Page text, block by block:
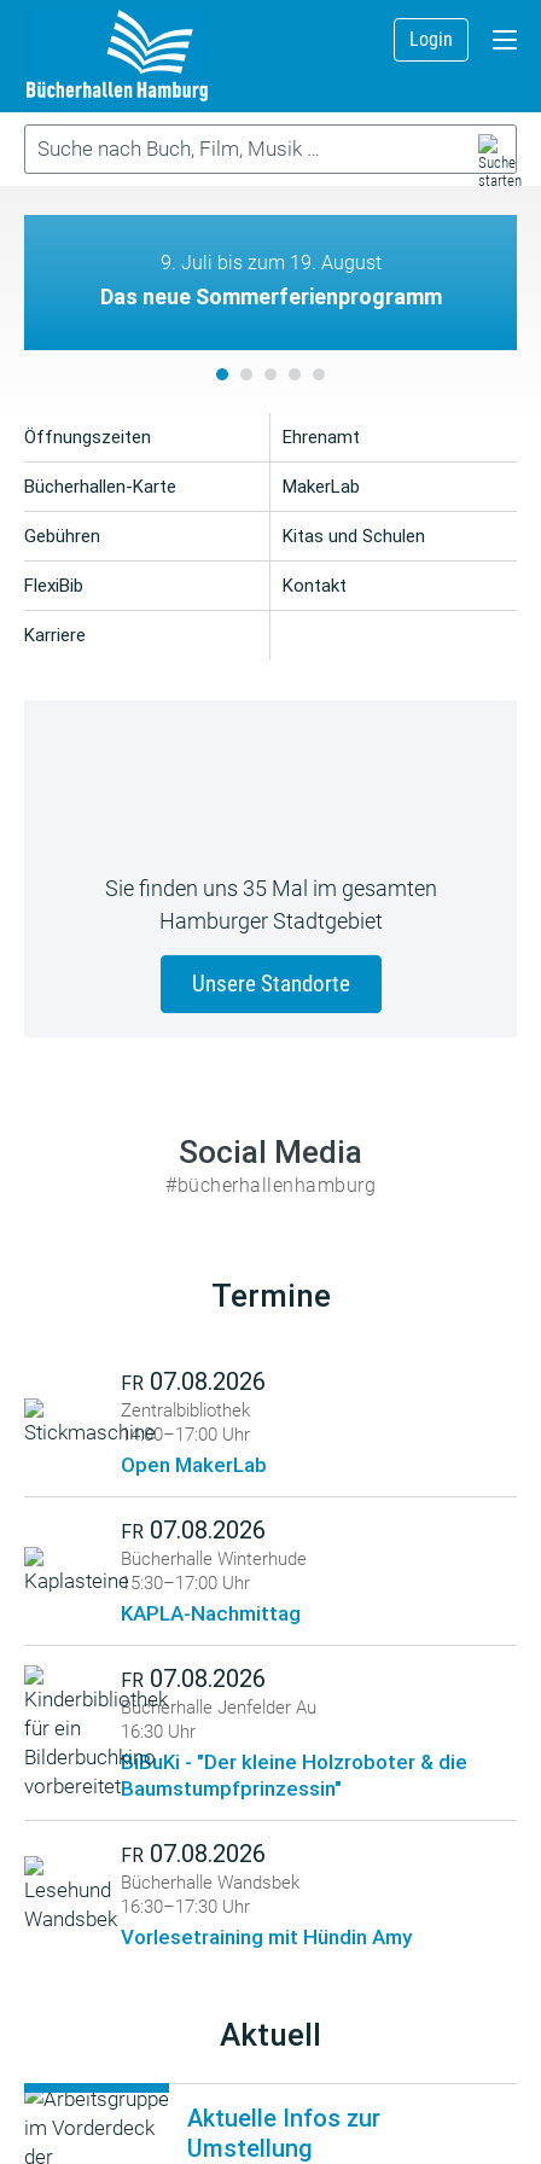
Login
9. Juli bis zum 19. August
Das neue Sommerferienprogramm
Öffnungszeiten
Bücherhallen-Karte
Gebühren
FlexiBib
Karriere
Ehrenamt
MakerLab
Kitas und Schulen
Kontakt
Sie finden uns 35 Mal im gesamten
Hamburger Stadtgebiet
Unsere Standorte
Social Media
#bücherhallenhamburg
Termine
FR 07.08.2026
Zentralbibliothek
14:00–17:00 Uhr
Open MakerLab
FR 07.08.2026
Bücherhalle Winterhude
15:30–17:00 Uhr
KAPLA-Nachmittag
FR 07.08.2026
Bücherhalle Jenfelder Au
16:30 Uhr
BiBuKi - "Der kleine Holzroboter & die
Baumstumpfprinzessin"
FR 07.08.2026
Bücherhalle Wandsbek
16:30–17:30 Uhr
Vorlesetraining mit Hündin Amy
Aktuell
Aktuelle Infos zur
Umstellung